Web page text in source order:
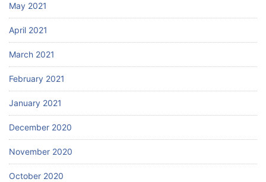
May 2021
April 2021
March 2021
February 2021
January 2021
December 2020
November 2020
October 2020